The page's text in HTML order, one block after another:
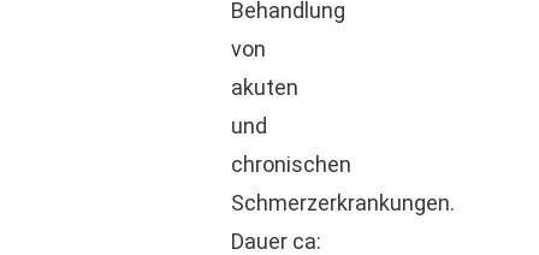
Behandlung
von
akuten
und
chronischen
Schmerzerkrankungen.
Dauer ca: